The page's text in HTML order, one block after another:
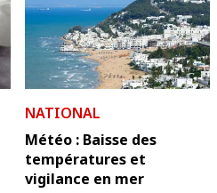
NATIONAL
Météo : Baisse des
températures et
vigilance en mer